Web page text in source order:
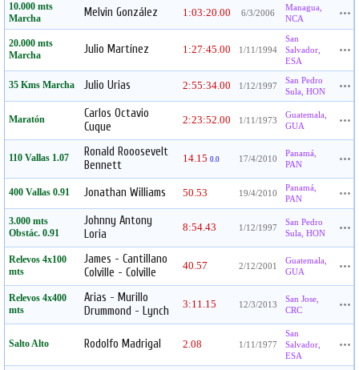
10.000 mts
Marcha
Melvin González 1:03:20.00 6/3/2006
Managua,
NCA
20.000 mts
Marcha
Julio Martínez 1:27:45.00 1/11/1994
San
Salvador,
ESA
35 Kms Marcha Julio Urias 2:55:34.00 1/12/1997
San Pedro
Sula, HON
Maratón
Carlos Octavio
Cuque
2:23:52.00 1/11/1973
Guatemala,
GUA
110 Vallas 1.07
Ronald Rooosevelt
Bennett
14.15 0.0 17/4/2010
Panamá,
PAN
400 Vallas 0.91 Jonathan Williams 50.53 19/4/2010
Panamá,
PAN
3.000 mts
Obstác. 0.91
Johnny Antony
Loria
8:54.43 1/12/1997
San Pedro
Sula, HON
Relevos 4x100
mts
James - Cantillano
Colville - Colville
40.57 2/12/2001
Guatemala,
GUA
Relevos 4x400
mts
Arias - Murillo
Drummond - Lynch
3:11.15 12/3/2013
San Jose,
CRC
Salto Alto Rodolfo Madrigal 2.08 1/11/1977
San
Salvador,
ESA